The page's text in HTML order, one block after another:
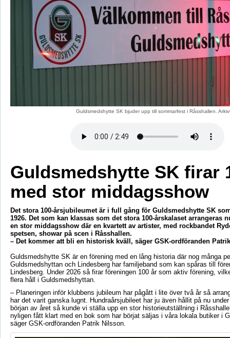
Guldsmedshytte SK bjuder upp till sommarfest i Råsshallen.
Guldsmedshytte SK firar
med stor middagsshow
Det stora 100-årsjubileumet är i full gång för Guldsmedshytte SK
1926. Det som kan klassas som det stora 100-årskalaset arrangeras
en stor middagsshow där en kvartett av artister, med rockbandet
spetsen, showar på scen i Råsshallen.
– Det kommer att bli en historisk kväll, säger GSK-ordföranden
Guldsmedshytte SK är en förening med en lång historia där nog många
Guldsmedshyttan och Lindesberg har familjeband som kan spåras till
Lindesberg. Under 2026 så firar föreningen 100 år som aktiv förening,
flera håll i Guldsmedshyttan.
– Planeringen inför klubbens jubileum har pågått i lite över två år så
har det varit ganska lugnt. Hundraårsjubileet har ju även hållit på nu
början av året så kunde vi ställa upp en stor historieutställning i
nyligen fått klart med en bok som har börjat säljas i våra lokala butiker i
säger GSK-ordföranden Patrik Nilsson.